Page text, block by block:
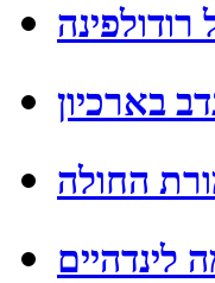
בארכיון
החולה
לינדהיים